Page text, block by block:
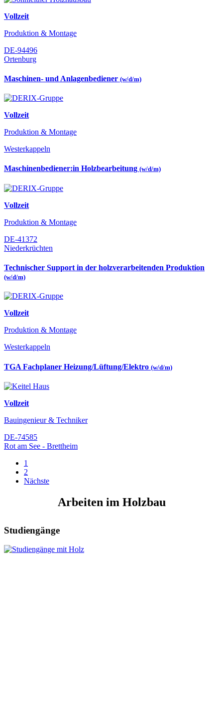
Vollzeit
Produktion & Montage
DE-94496
Ortenburg
Maschinen- und Anlagenbediener (w/d/m)
Vollzeit
Produktion & Montage
Westerkappeln
Maschinenbediener:in Holzbearbeitung (w/d/m)
Vollzeit
Produktion & Montage
DE-41372
Niederkrüchten
Technischer Support in der holzverarbeitenden Produktion
(w/d/m)
Vollzeit
Produktion & Montage
Westerkappeln
TGA Fachplaner Heizung/Lüftung/Elektro (w/d/m)
Vollzeit
Bauingenieur & Techniker
DE-74585
Rot am See - Brettheim
1
2
Nächste
Arbeiten im Holzbau
Studiengänge